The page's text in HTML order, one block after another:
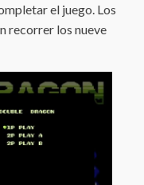
el juego. Los
recorrer los nueve